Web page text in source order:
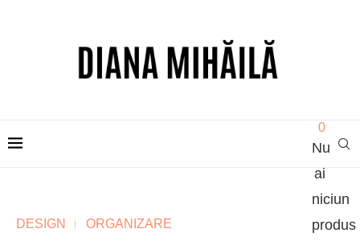
0
Nu
ai
niciun
produs
DESIGN ORGANIZARE